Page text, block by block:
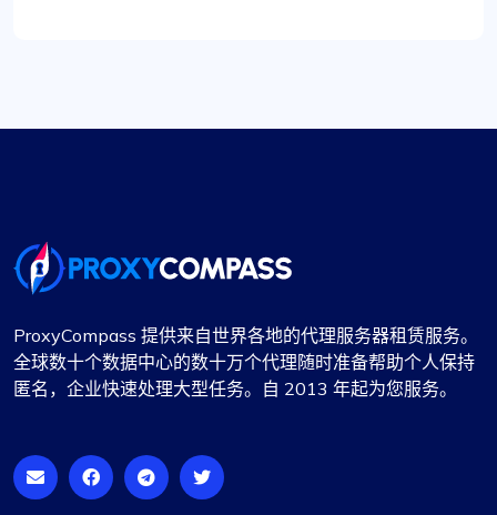
不错
最初我对改用 ProxyCompass 持怀疑态度，但流畅
的服务和广泛的选择让我感到惊喜。他们的代理可
靠且高效，可以满足我的开发需求。祝您的业务成
功和发展！
ProxyCompass 提供来自世界各地的代理服务器租赁服务。
全球数十个数据中心的数十万个代理随时准备帮助个人保持
匿名，企业快速处理大型任务。自 2013 年起为您服务。